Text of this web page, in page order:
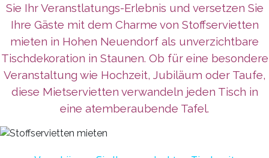
Sie Ihr Veranstlatungs-Erlebnis und versetzen Sie
Ihre Gäste mit dem Charme von Stoffservietten
mieten in Hohen Neuendorf als unverzichtbare
Tischdekoration in Staunen. Ob für eine besondere
Veranstaltung wie Hochzeit, Jubiläum oder Taufe,
diese Mietservietten verwandeln jeden Tisch in
eine atemberaubende Tafel.